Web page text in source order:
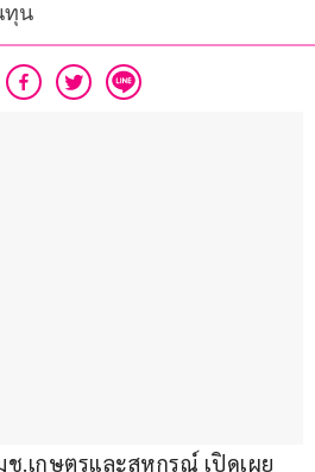
ทุน
.เกษตรและสหกรณ์ เปิดเผย